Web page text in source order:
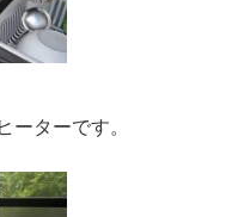
ターです。